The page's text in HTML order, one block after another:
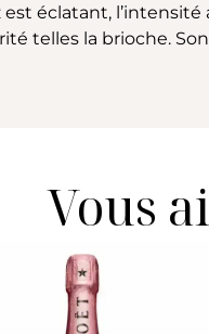
éclatant,
telles la brioche.
Vous